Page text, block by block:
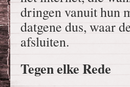
dringen vanuit hun
datgene dus, waar
afsluiten.
Tegen elke Rede